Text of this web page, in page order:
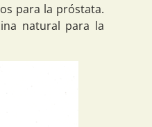
para la próstata.
natural para la